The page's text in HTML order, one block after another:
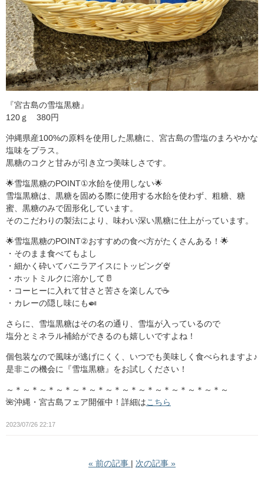
『宮古島の雪塩黒糖』
120ｇ 380円
沖縄県産100%の原料を使用した黒糖に、宮古島の雪塩のまろやかな
塩味をプラス。
黒糖のコクと甘みが引き立つ美味しさです。
🌟雪塩黒糖のPOINT①水飴を使用しない🌟
雪塩黒糖は、黒糖を固める際に使用する水飴を使わず、粗糖、糖
蜜、黒糖のみで固形化しています。
そのこだわりの製法により、味わい深い黒糖に仕上がっています。
🌟雪塩黒糖のPOINT②おすすめの食べ方がたくさんある！🌟
・そのまま食べてもよし
・細かく砕いてバニラアイスにトッピング🍨
・ホットミルクに溶かして🥛
・コーヒーに入れて甘さと苦さを楽しんで☕️
・カレーの隠し味にも🍛
さらに、雪塩黒糖はその名の通り、雪塩が入っているので
塩分とミネラル補給ができるのも嬉しいですよね！
個包装なので風味が逃げにくく、いつでも美味しく食べられますよ♪
是非この機会に『雪塩黒糖』をお試しください！
～＊～＊～＊～＊～＊～＊～＊～＊～＊～＊～＊～＊～＊～
🌺沖縄・宮古島フェア開催中！詳細はこちら
2023/07/26 22:17
« 前の記事 次の記事 »